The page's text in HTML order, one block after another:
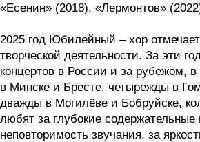
«Есенин» (2018), «Лермонтов»
2025 год Юбилейный – хор
творческой деятельности. За эти
концертов в России и за рубежом,
в Минске и Бресте, четырежды в
дважды в Могилёве и Бобруйске,
любят за глубокие
неповторимость звучания, за